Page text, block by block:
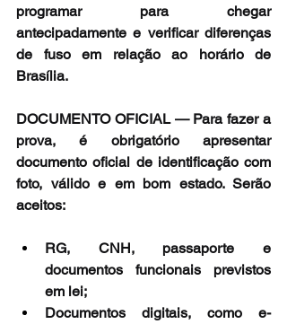
programar para chegar
antecipadamente e verificar diferenças
de fuso em relação ao horário de
Brasília.
DOCUMENTO OFICIAL — Para fazer a
prova, é obrigatório apresentar
documento oficial de identificação com
foto, válido e em bom estado. Serão
aceitos:
RG, CNH, passaporte e
documentos funcionais previstos
em lei;
Documentos digitais, como e-